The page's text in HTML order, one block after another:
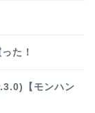
た！
【モンハン